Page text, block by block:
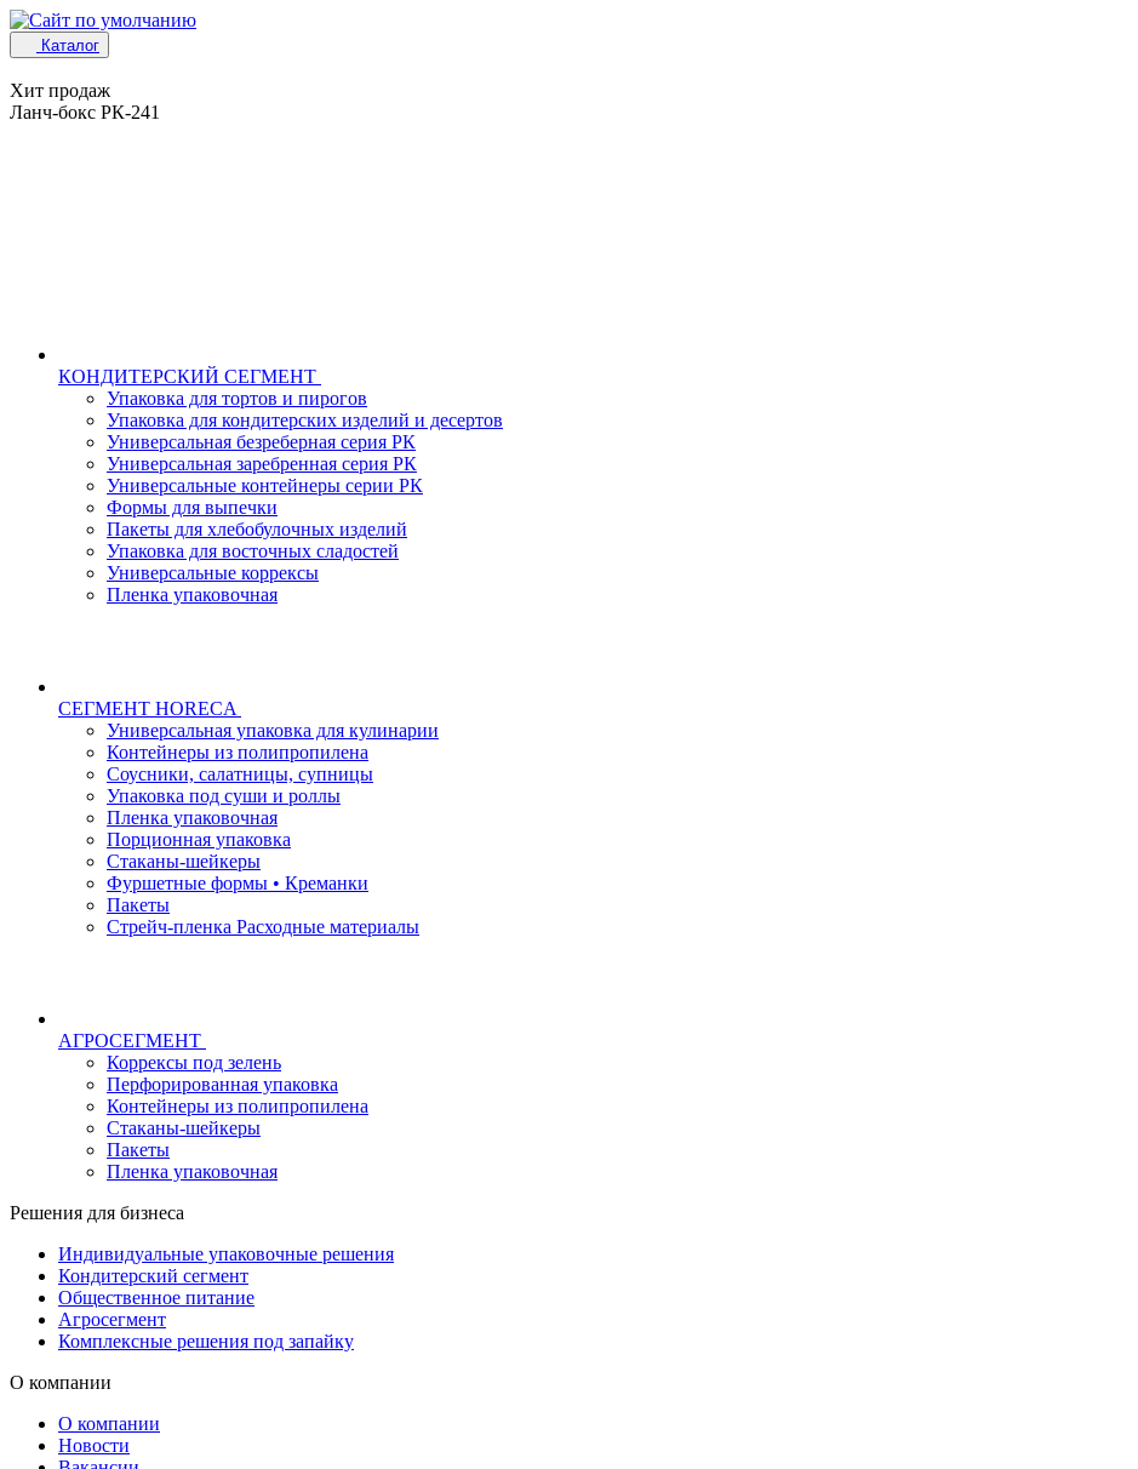
Каталог
Хит продаж
Ланч-бокс РК-241
КОНДИТЕРСКИЙ СЕГМЕНТ
Упаковка для тортов и пирогов
Упаковка для кондитерских изделий и десертов
Универсальная безреберная серия РК
Универсальная заребренная серия РК
Универсальные контейнеры серии РК
Формы для выпечки
Пакеты для хлебобулочных изделий
Упаковка для восточных сладостей
Универсальные коррексы
Пленка упаковочная
СЕГМЕНТ HORECA
Универсальная упаковка для кулинарии
Контейнеры из полипропилена
Соусники, салатницы, супницы
Упаковка под суши и роллы
Пленка упаковочная
Порционная упаковка
Стаканы-шейкеры
Фуршетные формы • Креманки
Пакеты
Стрейч-пленка Расходные материалы
АГРОСЕГМЕНТ
Коррексы под зелень
Перфорированная упаковка
Контейнеры из полипропилена
Стаканы-шейкеры
Пакеты
Пленка упаковочная
Решения для бизнеса
Индивидуальные упаковочные решения
Кондитерский сегмент
Общественное питание
Агросегмент
Комплексные решения под запайку
О компании
О компании
Новости